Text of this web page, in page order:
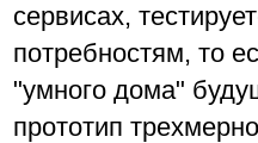
сервисах,
потребностям, то
"умного дома"
прототип